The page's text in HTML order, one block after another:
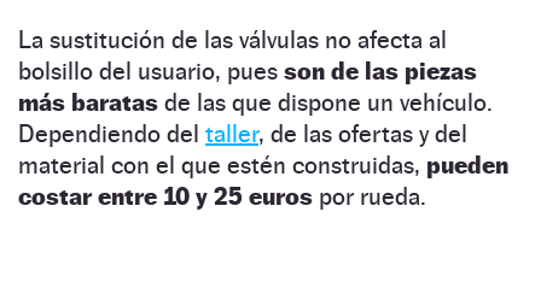
La sustitución de las válvulas no afecta al
bolsillo del usuario, pues son de las piezas
más baratas de las que dispone un vehículo.
Dependiendo del taller, de las ofertas y del
material con el que estén construidas, pueden
costar entre 10 y 25 euros por rueda.